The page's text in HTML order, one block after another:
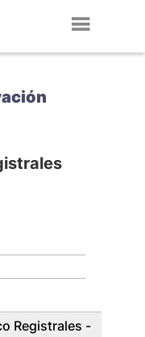
Registrales -